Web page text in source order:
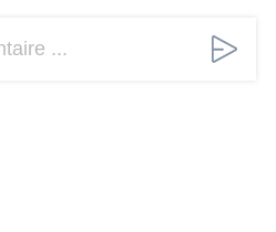
...